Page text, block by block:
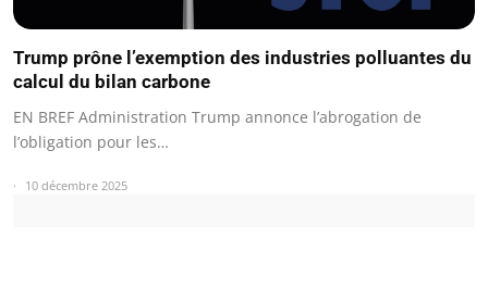
Trump prône l’exemption des industries polluantes du
calcul du bilan carbone
EN BREF Administration Trump annonce l’abrogation de
l’obligation pour les…
10 décembre 2025